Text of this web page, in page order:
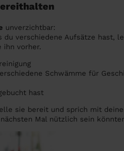
unverzichtbar:
du verschiedene Aufsätze hast,
ihn vorher.
Schwämme für
hast
sie bereit und sprich mit
Mal nützlich sein